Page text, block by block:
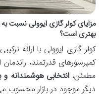
مزایای کولر گازی ایوولی نسبت
بهتری است؟
کولر گازی ایوولی با ارائه
کمپرسورهای قدرتمند،
مطمئن،انتخابی هوشمندانه و
دیگر موجود در بازار محسوب